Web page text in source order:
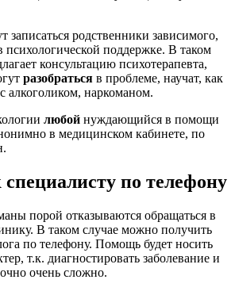
записаться родственники зависимого,
психологической поддержке. В таком
консультацию психотерапевта,
разобраться в проблеме, научат, как
алкоголиком, наркоманом.
любой нуждающийся в помощи
в медицинском кабинете, по
по телефону
порой отказываются обращаться в
В таком случае можно получить
по телефону. Помощь будет носить
т.к. диагностировать заболевание и
очень сложно.